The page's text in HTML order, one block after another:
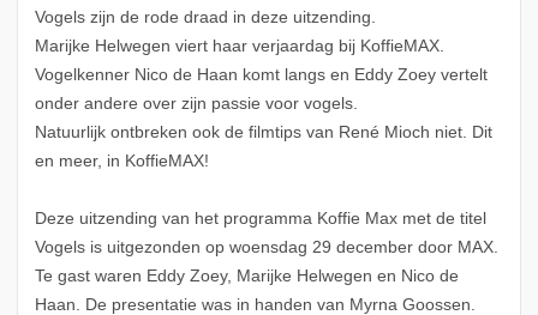
Vogels zijn de rode draad in deze uitzending.
Marijke Helwegen viert haar verjaardag bij KoffieMAX.
Vogelkenner Nico de Haan komt langs en Eddy Zoey vertelt
onder andere over zijn passie voor vogels.
Natuurlijk ontbreken ook de filmtips van René Mioch niet. Dit
en meer, in KoffieMAX!
Deze uitzending van het programma Koffie Max met de titel
Vogels is uitgezonden op woensdag 29 december door MAX.
Te gast waren Eddy Zoey, Marijke Helwegen en Nico de
Haan. De presentatie was in handen van Myrna Goossen.